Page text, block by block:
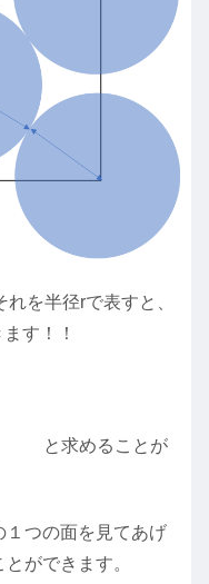
を半径rで表すと、
す！！
ることが
１つの面を見てあげ
ができます。